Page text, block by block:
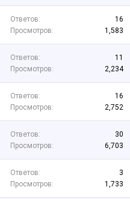
Ответов:
16
Просмотров:
1,583
Ответов:
11
Просмотров:
2,234
Ответов:
16
Просмотров:
2,752
Ответов:
30
Просмотров:
6,703
Ответов:
3
Просмотров:
1,733